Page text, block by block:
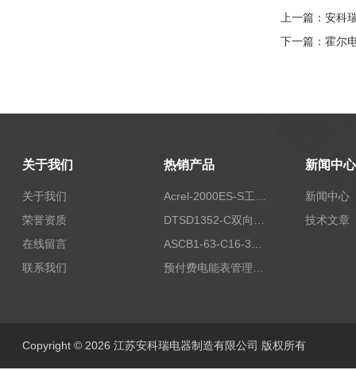
上一篇： 安科
下一篇： 霍尔
关于我们
关于我们
荣誉资质
在线留言
联系我们
热销产品 新闻中心
新闻中心
技术文章
Copyright © 2026 江苏安科瑞电器制造有限公司 版权所有